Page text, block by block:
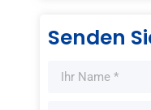
Senden